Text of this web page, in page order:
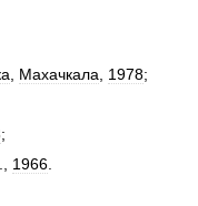
Махачкала 1978;
;
1966